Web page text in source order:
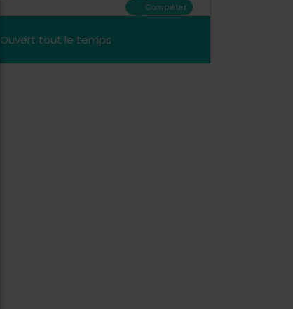
Compléter
Ouvert tout le temps